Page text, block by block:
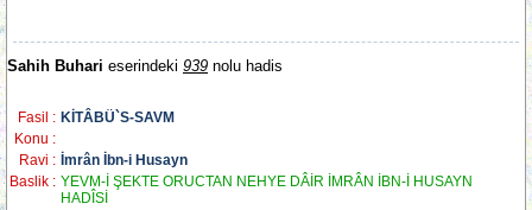
Sahih Buhari eserindeki 939 nolu hadis
Fasil : KİTÂBÜ`S-SAVM
Konu :
Ravi : İmrân İbn-i Husayn
Baslik : YEVM-İ ŞEKTE ORUCTAN NEHYE DÂİR İMRÂN İBN-İ HUSAYN
HADÎSİ